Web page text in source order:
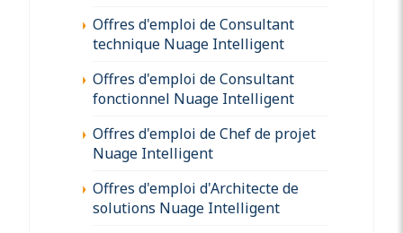
Offres d'emploi de Consultant
technique Nuage Intelligent
Offres d'emploi de Consultant
fonctionnel Nuage Intelligent
Offres d'emploi de Chef de projet
Nuage Intelligent
Offres d'emploi d'Architecte de
solutions Nuage Intelligent